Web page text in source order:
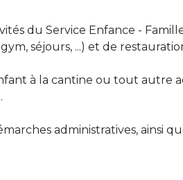
du Service Enfance -
séjours, ...) et de
à la cantine ou tout autre
administratives, ainsi